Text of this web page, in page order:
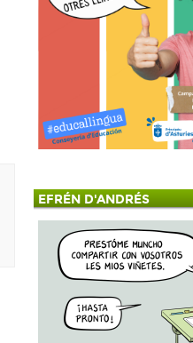
EFRÉN D'ANDRÉS